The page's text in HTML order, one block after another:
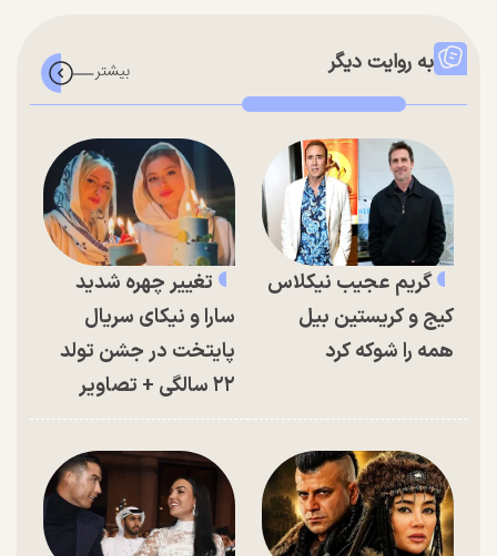
به روایت دیگر
گریم عجیب نیکلاس
کیج و کریستین بیل
همه را شوکه کرد
تغییر چهره شدید
سارا و نیکای سریال
پایتخت در جشن تولد
۲۲ سالگی + تصاویر